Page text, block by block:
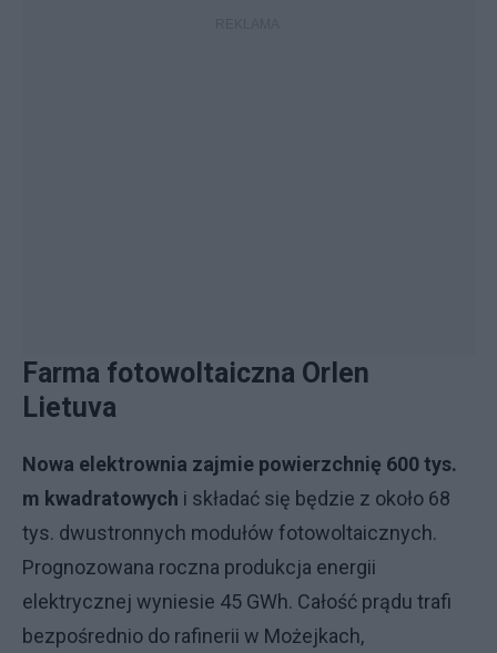
Farma fotowoltaiczna Orlen
Lietuva
Nowa elektrownia zajmie powierzchnię 600 tys.
m kwadratowych i składać się będzie z około 68
tys. dwustronnych modułów fotowoltaicznych.
Prognozowana roczna produkcja energii
elektrycznej wyniesie 45 GWh. Całość prądu trafi
bezpośrednio do rafinerii w Możejkach,